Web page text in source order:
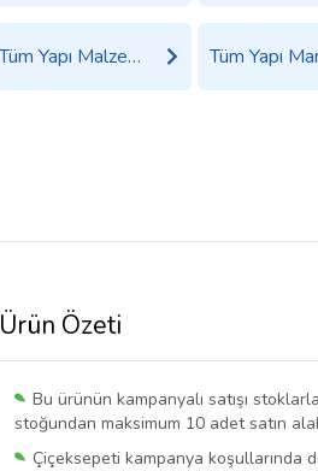
Tüm Yapı Malzemeleri ve Nalburiye Ürünleri
Ürün Özeti
Bu ürünün kampanyalı satışı
stoğundan maksimum 10 adet satın
Çiçeksepeti kampanya koşullarında